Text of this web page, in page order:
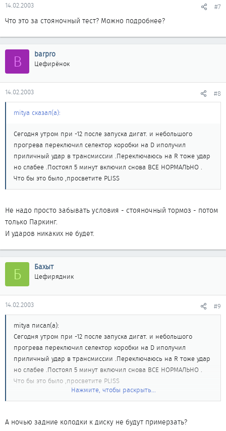
14.02.2003 #7
Что это за стояночный тест? Можно подробнее?
B barpro
Цефирёнок
14.02.2003 #8
mitya сказал(а):
Сегодня утром при -12 после запуска дигат. и небольшого
прогрева переключил селектор коробки на D иполучил
приличный удар в трансмиссии .Переключаюсь на R тоже удар
но слабее .Постоял 5 минут включил снова ВСЕ НОРМАЛЬНО .
Что бы это было ,просветите PLISS
Не надо просто забывать условия - стояночный тормоз - потом
только Паркинг.
И ударов никаких не будет.
Б Бахыт
Цефирядник
14.02.2003 #9
mitya писал(а):
Сегодня утром при -12 после запуска дигат. и небольшого
прогрева переключил селектор коробки на D иполучил
приличный удар в трансмиссии .Переключаюсь на R тоже удар
но слабее .Постоял 5 минут включил снова ВСЕ НОРМАЛЬНО .
Что бы это было ,просветите PLISS
только Паркинг.
Нажмите, чтобы раскрыть...
А ночью задние колодки к диску не будут примерзать?